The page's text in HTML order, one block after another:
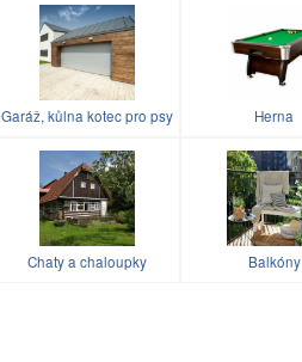
Garáž, kůlna kotec pro psy Herna
Chaty a chaloupky Balkóny